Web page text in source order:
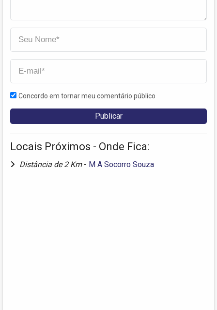
Concordo em tornar meu comentário público
Locais Próximos - Onde Fica:
Distância de 2 Km - M A Socorro Souza